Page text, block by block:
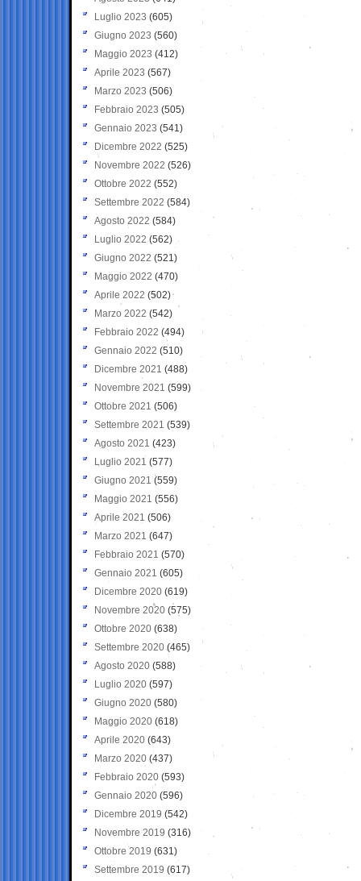
Luglio 2023 (605)
Giugno 2023 (560)
Maggio 2023 (412)
Aprile 2023 (567)
Marzo 2023 (506)
Febbraio 2023 (505)
Gennaio 2023 (541)
Dicembre 2022 (525)
Novembre 2022 (526)
Ottobre 2022 (552)
Settembre 2022 (584)
Agosto 2022 (584)
Luglio 2022 (562)
Giugno 2022 (521)
Maggio 2022 (470)
Aprile 2022 (502)
Marzo 2022 (542)
Febbraio 2022 (494)
Gennaio 2022 (510)
Dicembre 2021 (488)
Novembre 2021 (599)
Ottobre 2021 (506)
Settembre 2021 (539)
Agosto 2021 (423)
Luglio 2021 (577)
Giugno 2021(559)
Maggio 2021 (556)
Aprile 2021 (506)
Marzo 2021 (647)
Febbraio 2021 (570)
Gennaio 2021 (605)
Dicembre 2020 (619)
Novembre 2020 (575)
Ottobre 2020 (638)
Settembre 2020(465)
Agosto 2020 (588)
Luglio 2020 (597)
Giugno 2020 (580)
Maggio 2020 (618)
Aprile 2020 (643)
Marzo 2020 (437)
Febbraio 2020 (593)
Gennaio 2020 (596)
Dicembre 2019 (542)
Novembre 2019 (316)
Ottobre 2019 (631)
Settembre 2019 (617)